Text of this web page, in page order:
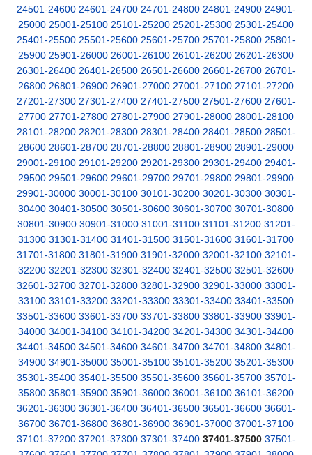
24501-24600 24601-24700 24701-24800 24801-24900 24901-
25000 25001-25100 25101-25200 25201-25300 25301-25400
25401-25500 25501-25600 25601-25700 25701-25800 25801-
25900 25901-26000 26001-26100 26101-26200 26201-26300
26301-26400 26401-26500 26501-26600 26601-26700 26701-
26800 26801-26900 26901-27000 27001-27100 27101-27200
27201-27300 27301-27400 27401-27500 27501-27600 27601-
27700 27701-27800 27801-27900 27901-28000 28001-28100
28101-28200 28201-28300 28301-28400 28401-28500 28501-
28600 28601-28700 28701-28800 28801-28900 28901-29000
29001-29100 29101-29200 29201-29300 29301-29400 29401-
29500 29501-29600 29601-29700 29701-29800 29801-29900
29901-30000 30001-30100 30101-30200 30201-30300 30301-
30400 30401-30500 30501-30600 30601-30700 30701-30800
30801-30900 30901-31000 31001-31100 31101-31200 31201-
31300 31301-31400 31401-31500 31501-31600 31601-31700
31701-31800 31801-31900 31901-32000 32001-32100 32101-
32200 32201-32300 32301-32400 32401-32500 32501-32600
32601-32700 32701-32800 32801-32900 32901-33000 33001-
33100 33101-33200 33201-33300 33301-33400 33401-33500
33501-33600 33601-33700 33701-33800 33801-33900 33901-
34000 34001-34100 34101-34200 34201-34300 34301-34400
34401-34500 34501-34600 34601-34700 34701-34800 34801-
34900 34901-35000 35001-35100 35101-35200 35201-35300
35301-35400 35401-35500 35501-35600 35601-35700 35701-
35800 35801-35900 35901-36000 36001-36100 36101-36200
36201-36300 36301-36400 36401-36500 36501-36600 36601-
36700 36701-36800 36801-36900 36901-37000 37001-37100
37101-37200 37201-37300 37301-37400 37401-37500 37501-